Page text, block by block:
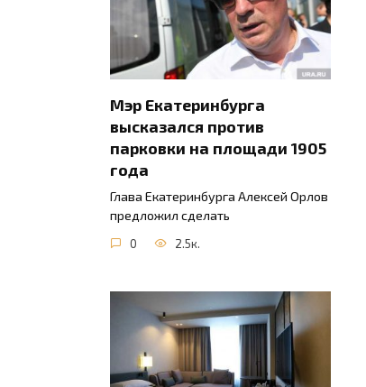
Мэр Екатеринбурга
высказался против
парковки на площади 1905
года
Глава Екатеринбурга Алексей Орлов
предложил сделать
0 2.5к.